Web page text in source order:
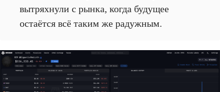
вытряхнули с рынка, когда будущее
остаётся всё таким же радужным.